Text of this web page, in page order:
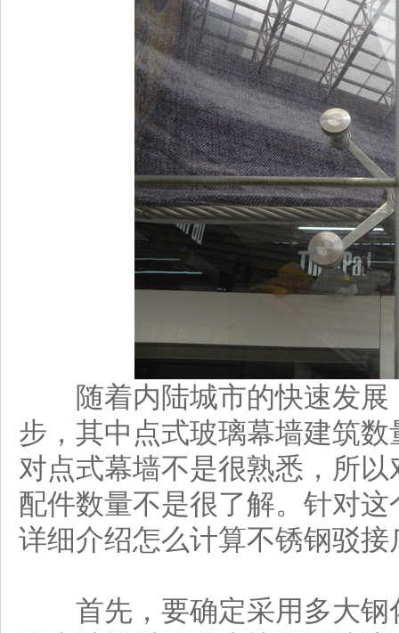
随着内陆城市的快速发展
步，其中点式玻璃幕墙建筑
对点式幕墙不是很熟悉，所
配件数量不是很了解。针对这
详细介绍怎么计算不锈钢驳
首先，要确定采用多大钢